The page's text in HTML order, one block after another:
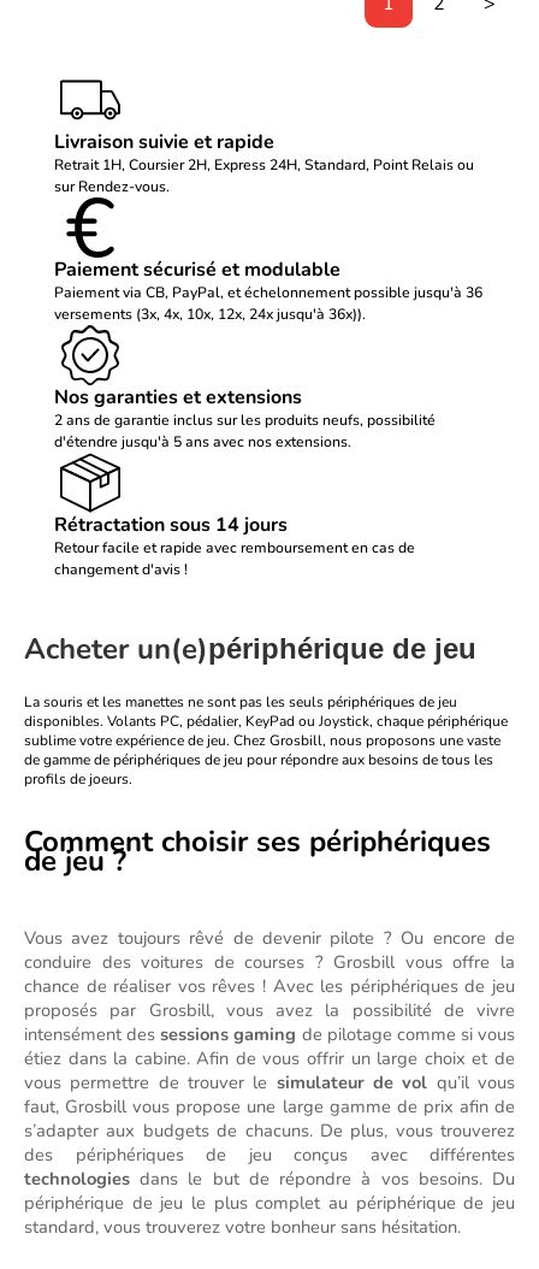
Livraison suivie et rapide
Retrait 1H, Coursier 2H, Express 24H, Standard, Point Relais ou
sur Rendez-vous.
Paiement sécurisé et modulable
Paiement via CB, PayPal, et échelonnement possible jusqu'à 36
versements (3x, 4x, 10x, 12x, 24x jusqu'à 36x)).
Nos garanties et extensions
2 ans de garantie inclus sur les produits neufs, possibilité
d'étendre jusqu'à 5 ans avec nos extensions.
Rétractation sous 14 jours
Retour facile et rapide avec remboursement en cas de
changement d'avis !
Acheter un(e)périphérique de jeu
La souris et les manettes ne sont pas les seuls périphériques de jeu
disponibles. Volants PC, pédalier, KeyPad ou Joystick, chaque périphérique
sublime votre expérience de jeu. Chez Grosbill, nous proposons une vaste
de gamme de périphériques de jeu pour répondre aux besoins de tous les
profils de joeurs.
Comment choisir ses périphériques
de jeu ?
Vous avez toujours rêvé de devenir pilote ? Ou encore de
conduire des voitures de courses ? Grosbill vous offre la
chance de réaliser vos rêves ! Avec les périphériques de jeu
proposés par Grosbill, vous avez la possibilité de vivre
intensément des sessions gaming de pilotage comme si vous
étiez dans la cabine. Afin de vous offrir un large choix et de
vous permettre de trouver le simulateur de vol qu’il vous
faut, Grosbill vous propose une large gamme de prix afin de
s’adapter aux budgets de chacuns. De plus, vous trouverez
technologies dans le but de répondre à vos besoins. Du
périphérique de jeu le plus complet au périphérique de jeu
standard, vous trouverez votre bonheur sans hésitation.